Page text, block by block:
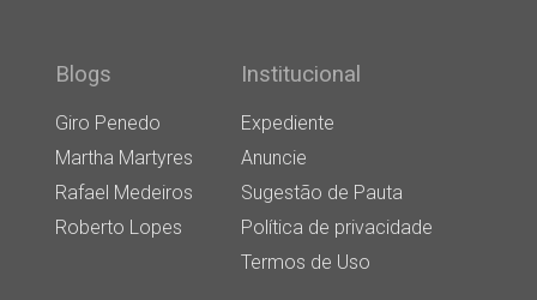
Blogs
Giro Penedo
Martha Martyres
Rafael Medeiros
Roberto Lopes
Institucional
Expediente
Anuncie
Sugestão de Pauta
Política de privacidade
Termos de Uso